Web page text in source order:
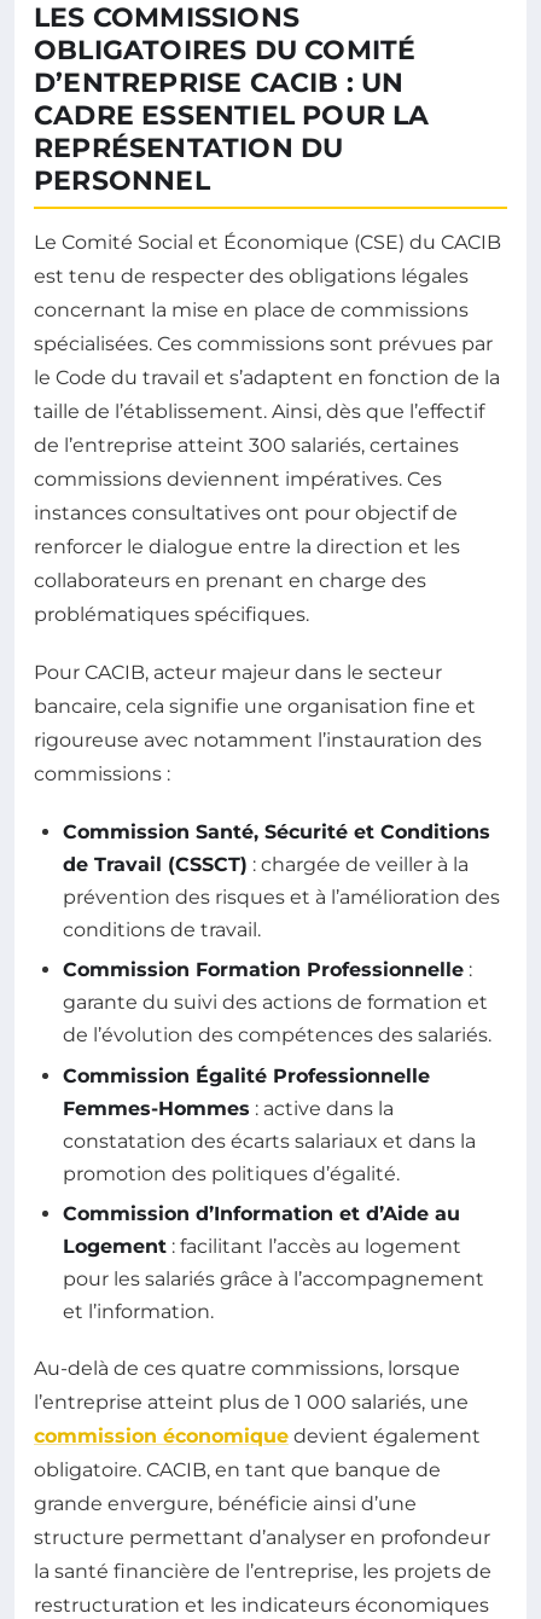
LES COMMISSIONS
OBLIGATOIRES DU COMITÉ
D’ENTREPRISE CACIB : UN
CADRE ESSENTIEL POUR LA
REPRÉSENTATION DU
PERSONNEL
Le Comité Social et Économique (CSE) du CACIB
est tenu de respecter des obligations légales
concernant la mise en place de commissions
spécialisées. Ces commissions sont prévues par
le Code du travail et s’adaptent en fonction de la
taille de l’établissement. Ainsi, dès que l’effectif
de l’entreprise atteint 300 salariés, certaines
commissions deviennent impératives. Ces
instances consultatives ont pour objectif de
renforcer le dialogue entre la direction et les
collaborateurs en prenant en charge des
problématiques spécifiques.
Pour CACIB, acteur majeur dans le secteur
bancaire, cela signifie une organisation fine et
rigoureuse avec notamment l’instauration des
commissions :
Commission Santé, Sécurité et Conditions
de Travail (CSSCT) : chargée de veiller à la
prévention des risques et à l’amélioration des
conditions de travail.
Commission Formation Professionnelle :
garante du suivi des actions de formation et
de l’évolution des compétences des salariés.
Commission Égalité Professionnelle
Femmes-Hommes : active dans la
constatation des écarts salariaux et dans la
promotion des politiques d’égalité.
Commission d’Information et d’Aide au
Logement : facilitant l’accès au logement
pour les salariés grâce à l’accompagnement
et l’information.
Au-delà de ces quatre commissions, lorsque
l’entreprise atteint plus de 1 000 salariés, une
commission économique devient également
obligatoire. CACIB, en tant que banque de
grande envergure, bénéficie ainsi d’une
structure permettant d’analyser en profondeur
la santé financière de l’entreprise, les projets de
restructuration et les indicateurs économiques